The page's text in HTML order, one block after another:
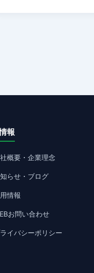
報
概要・企業理念
らせ・ブログ
情報
お問い合わせ
イバシーポリシー